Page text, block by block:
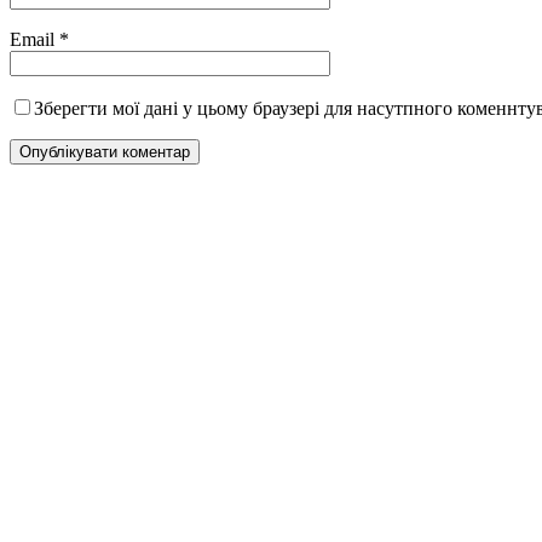
Email *
Зберегти мої дані у цьому браузері для насутпного